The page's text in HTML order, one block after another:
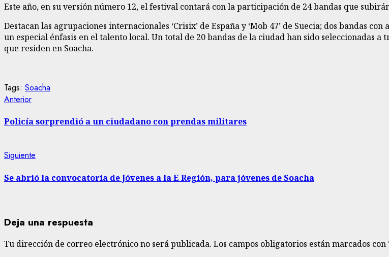
Este año, en su versión número 12, el festival contará con la participación de 24 bandas que
Destacan las agrupaciones internacionales ‘Crisix’ de España y ‘Mob 47’ de Suecia; dos bandas
un especial énfasis en el talento local. Un total de 20 bandas de la ciudad han sido seleccionadas
que residen en Soacha.
Tags: Soacha
Sigue
leyendo
AnteriorEntrada
Policía sorprendió a un ciudadano con prendas militares
Siguiente
Se abrió la convocatoria de Jóvenes a la E Región, para jóvenes de Soacha
Deja una respuesta
Tu dirección de correo electrónico no será publicada. Los campos obligatorios están marcados con